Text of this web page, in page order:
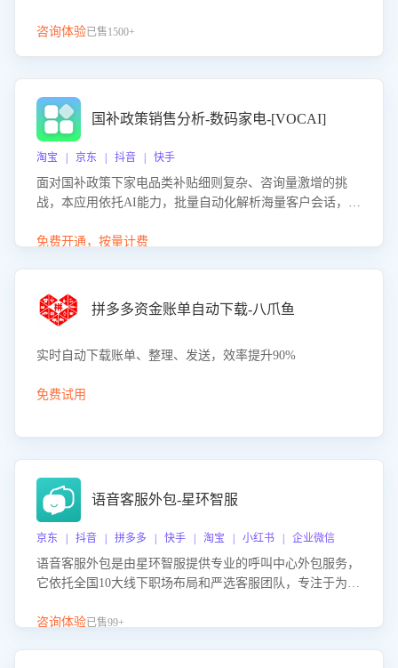
咨询体验已售1500+
国补政策销售分析-数码家电-[VOCAI]
淘宝 | 京东 | 抖音 | 快手
面对国补政策下家电品类补贴细则复杂、咨询量激增的挑
战，本应用依托AI能力，批量自动化解析海量客户会话，精
购买意向，深度洞察决策动因。同时全面评估客服团队政策
度、客服转化能力及销售业绩。
免费开通，按量计费
拼多多资金账单自动下载-八爪鱼
实时自动下载账单、整理、发送，效率提升90%
免费试用
语音客服外包-星环智服
京东 | 抖音 | 拼多多 | 快手 | 淘宝 | 小红书 | 企业微信
语音客服外包是由星环智服提供专业的呼叫中心外包服务，
它依托全国10大线下职场布局和严选客服团队，专注于为企
客服团队和智能工具提升语音客服服务效率和质量，帮助企
咨询体验已售99+